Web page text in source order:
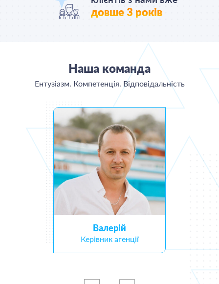
довше 3 років
Наша команда
Ентузіазм. Компетенція. Відповідальність
Валерій
Керівник агенції